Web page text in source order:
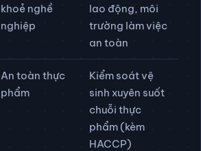
khoẻ nghề
nghiệp
lao động, môi
trường làm việc
an toàn
An toàn thực
phẩm
Kiểm soát vệ
sinh xuyên suốt
chuỗi thực
phẩm (kèm
HACCP)